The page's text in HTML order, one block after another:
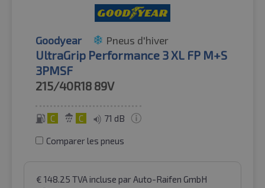
Goodyear Pneus d'hiver
UltraGrip Performance 3 XL FP M+S
3PMSF
215/40R18 89V
C C 71 dB
Comparer les pneus
€ 148.25 TVA incluse par Auto-Raifen GmbH